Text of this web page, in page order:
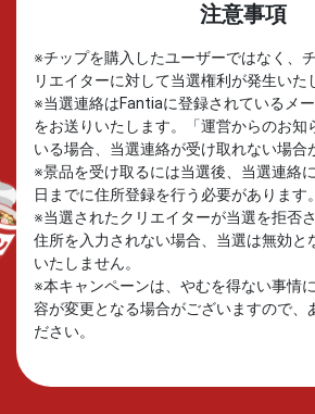
注意事項
※チップを購入したユーザーではなく、
リエイターに対して当選権利が発生いた
※当選連絡はFantiaに登録されているメ
をお送りいたします。「運営からのお知
いる場合、当選連絡が受け取れない場合
※景品を受け取るには当選後、当選連絡
日までに住所登録を行う必要があります。
※当選されたクリエイターが当選を拒否
住所を入力されない場合、当選は無効と
いたしません。
※本キャンペーンは、やむを得ない事情
容が変更となる場合がございますので、
ださい。